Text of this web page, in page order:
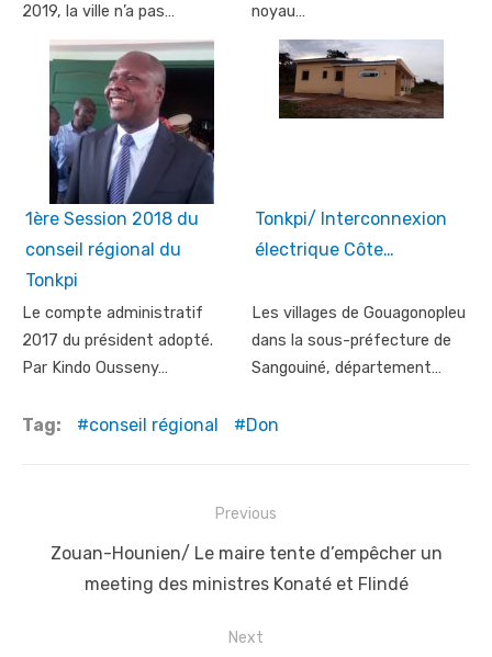
2019, la ville n’a pas…
noyau…
1ère Session 2018 du
conseil régional du
Tonkpi
Le compte administratif
2017 du président adopté.
Par Kindo Ousseny…
Tonkpi/ Interconnexion
électrique Côte…
Les villages de Gouagonopleu
dans la sous-préfecture de
Sangouiné, département…
Tag: conseil régional Don
navigation
Previous
Previous
Zouan-Hounien/ Le maire tente d’empêcher un
meeting des ministres Konaté et Flindé
Next